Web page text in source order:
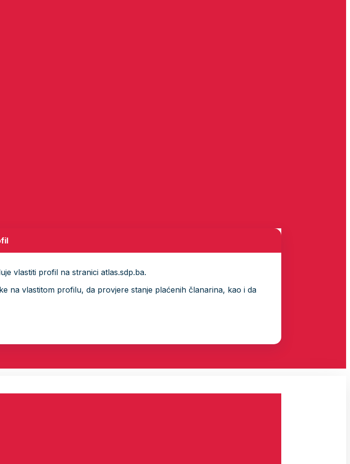
vlastiti profil na stranici atlas.sdp.ba.
na vlastitom profilu, da provjere stanje plaćenih članarina, kao i da